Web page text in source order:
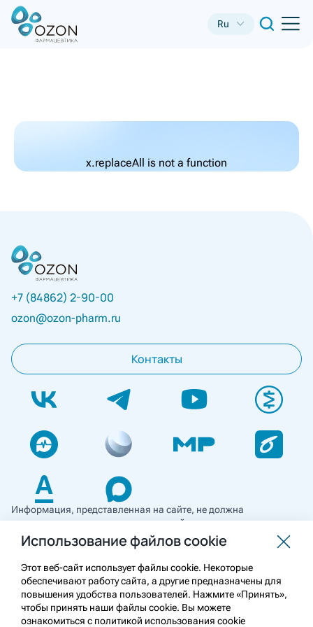
Ru
x.replaceAll is not a function
+7 (84862) 2-90-00
ozon@ozon-pharm.ru
Контакты
Информация, представленная на сайте, не должна
использоваться для самостоятельной диагностики и лечения
и не может служить заменой очной консультации врача. Перед
применением необходимо ознакомиться
с противопоказаниями препарата. Информация
о лекарственных средствах рецептурного отпуска
предназначена для медицинских и фармацевтических
работников.
Использование файлов cookie
Этот веб-сайт использует файлы cookie. Некоторые
обеспечивают работу сайта, а другие предназначены для
повышения удобства пользователей. Нажмите «Принять»,
чтобы принять наши файлы cookie. Вы можете
ознакомиться с политикой использования cookie